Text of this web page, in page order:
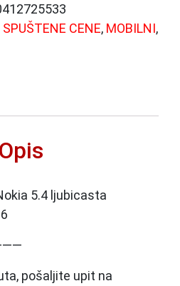
CENE, MOBILNI,
Opis
5.4 ljubicasta
pošaljite upit na